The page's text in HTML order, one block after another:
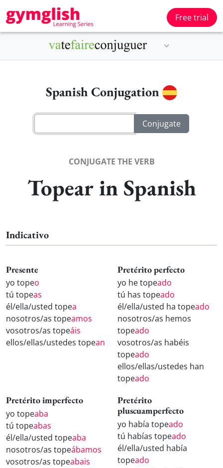
Free trial
Spanish Conjugation
CONJUGATE THE VERB
Topear in Spanish
Indicativo
Presente
yo topeo
tú topeas
él/ella/usted topea
nosotros/as topeamos
vosotros/as topeáis
ellos/ellas/ustedes topean
Pretérito perfecto
yo he topeado
tú has topeado
él/ella/usted ha topeado
nosotros/as hemos
topeado
vosotros/as habéis
topeado
ellos/ellas/ustedes han
topeado
Pretérito imperfecto
yo topeaba
tú topeabas
él/ella/usted topeaba
nosotros/as topeábamos
vosotros/as topeabais
Pretérito
pluscuamperfecto
yo había topeado
tú habías topeado
él/ella/usted había
topeado